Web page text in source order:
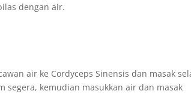
dengan air.
air ke Cordyceps Sinensis dan masak
kemudian masukkan air dan masak